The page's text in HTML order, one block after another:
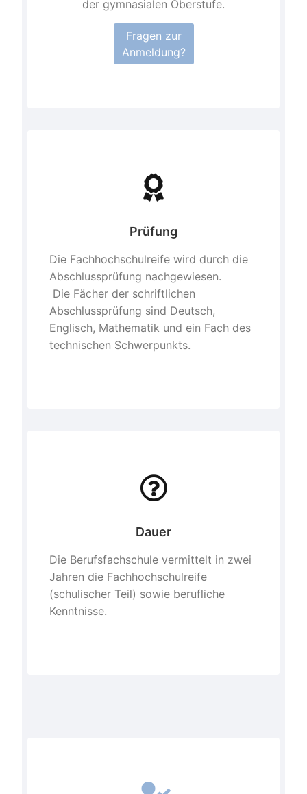
der gymnasialen Oberstufe.
Fragen zur
Anmeldung?
Prüfung
Die Fachhochschulreife wird durch die
Abschlussprüfung nachgewiesen.
Die Fächer der schriftlichen
Abschlussprüfung sind Deutsch,
Englisch, Mathematik und ein Fach des
technischen Schwerpunkts.
Dauer
Die Berufsfachschule vermittelt in zwei
Jahren die Fachhochschulreife
(schulischer Teil) sowie berufliche
Kenntnisse.